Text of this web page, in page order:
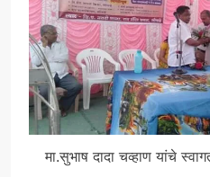
मा.सुभाष दादा चव्हाण यांचे